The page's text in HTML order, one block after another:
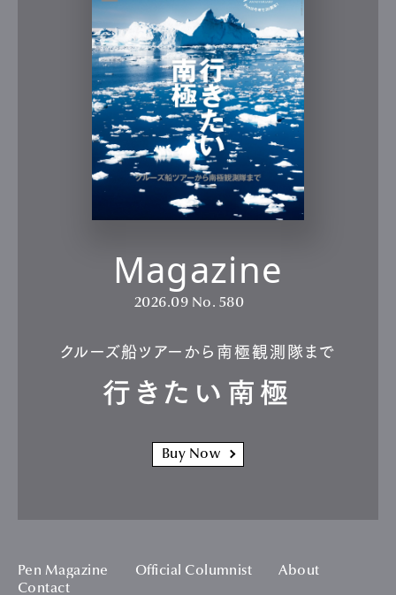
Magazine
2026.09 No. 580
クルーズ船ツアーから南極観測隊まで
行きたい南極
Buy Now
Pen Magazine Official Columnist
About
Contact